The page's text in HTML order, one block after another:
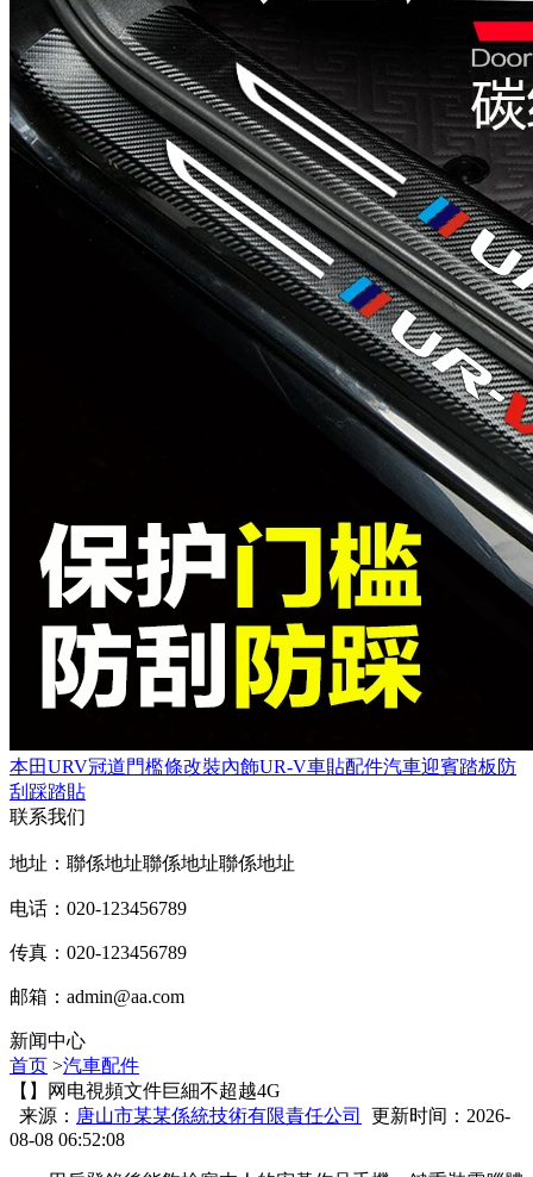
本田URV冠道門檻條改裝內飾UR-V車貼配件汽車迎賓踏板防
刮踩踏貼
联系我们
地址：聯係地址聯係地址聯係地址
电话：020-123456789
传真：020-123456789
邮箱： admin@aa.com
新闻中心
首页 >汽車配件
【】网电視頻文件巨細不超越4G
来源： 唐山市某某係統技術有限責任公司
更新时间：2026-
08-08 06:52:08